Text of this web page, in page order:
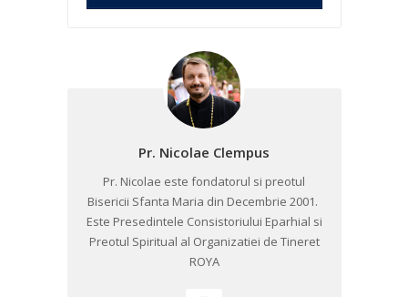
Pr. Nicolae Clempus
Pr. Nicolae este fondatorul si preotul
Bisericii Sfanta Maria din Decembrie 2001. ​
Este Presedintele Consistoriului Eparhial si
Preotul Spiritual al Organizatiei de Tineret
ROYA